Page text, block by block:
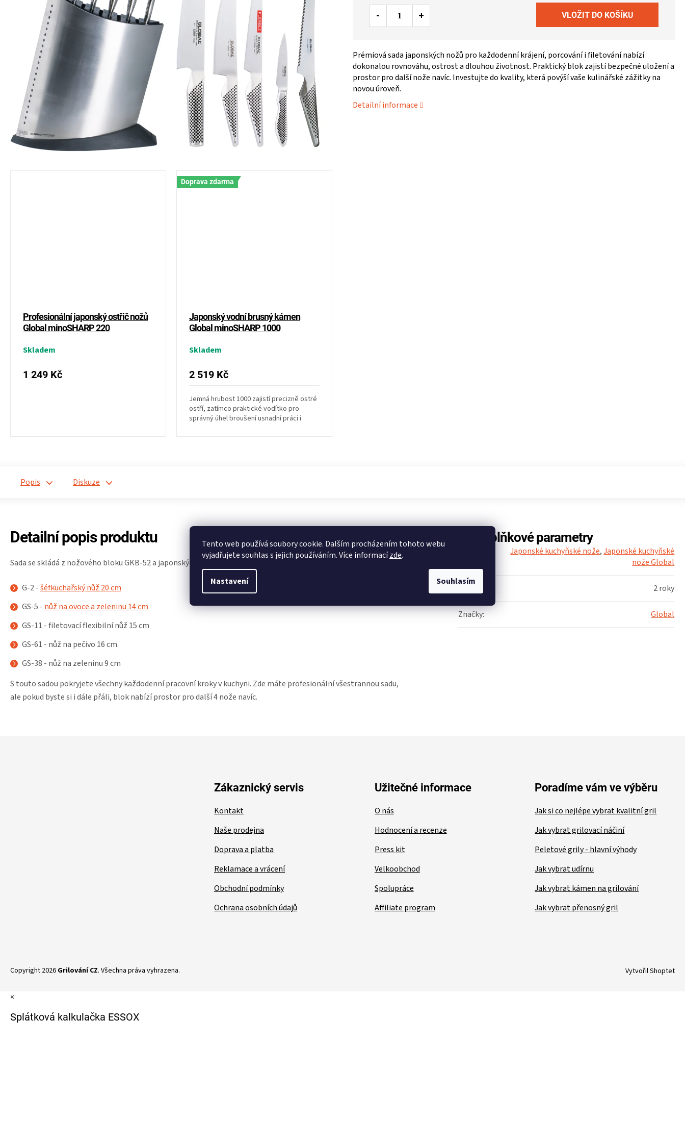
Tento web používá soubory cookie. Dalším procházením tohoto webu
vyjadřujete souhlas s jejich používáním. Více informacízde.
Nastavení Souhlasím
Prémiová sada japonských nožů pro každodenní krájení, porcování i filetování nabízí
dokonalou rovnováhu, ostrost a dlouhou životnost. Praktický blok zajistí bezpečné uložení a
prostor pro další nože navíc. Investujte do kvality, která povýší vaše kulinářské zážitky na
novou úroveň.
Detailní informace
Profesionální japonský ostřič nožů
Global minoSHARP 220
Skladem
1 249 Kč
Doprava zdarma
Japonský vodní brusný kámen
Global minoSHARP 1000
Skladem
2 519 Kč
Jemná hrubost 1000 zajistí precizně ostré
ostří, zatímco praktické vodítko pro
správný úhel broušení usnadní práci i
Popis Diskuze
Detailní popis produktu
Sada se skládá z nožového bloku GKB-52 a japonských nožů Global:
G-2 -šéfkuchařský nůž 20 cm
GS-5 - nůž na ovoce a zeleninu 14 cm
GS-11 - filetovací flexibilní nůž 15 cm
GS-61 - nůž na pečivo 16 cm
GS-38 - nůž na zeleninu 9 cm
S touto sadou pokryjete všechny každodenní pracovní kroky v kuchyni. Zde máte profesionální všestrannou sadu,
ale pokud byste si i dále přáli, blok nabízí prostor pro další 4 nože navíc.
Doplňkové parametry
Japonské kuchyňské nože,Japonské kuchyňské
nože Global
2 roky
Značky: Global
Zákaznický servis
Kontakt
Naše prodejna
Doprava a platba
Reklamace a vrácení
Obchodní podmínky
Ochrana osobních údajů
Užitečné informace
O nás
Hodnocení a recenze
Press kit
Velkoobchod
Spolupráce
Affiliate program
Poradíme vám ve výběru
Jak si co nejlépe vybrat kvalitní gril
Jak vybrat grilovací náčiní
Peletové grily - hlavní výhody
Jak vybrat udírnu
Jak vybrat kámen na grilování
Jak vybrat přenosný gril
Vytvořil Shoptet
Copyright 2026 Grilování CZ. Všechna práva vyhrazena.
×
Splátková kalkulačka ESSOX